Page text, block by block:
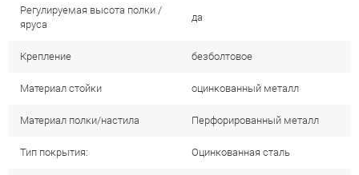
Регулируемая высота полки /
яруса
да
Крепление безболтовое
Материал стойки оцинкованный металл
Материал полки/настила Перфорированный металл
Тип покрытия: Оцинкованная сталь